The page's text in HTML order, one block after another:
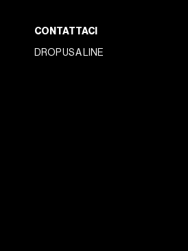
CONTATTACI
DROP US A LINE